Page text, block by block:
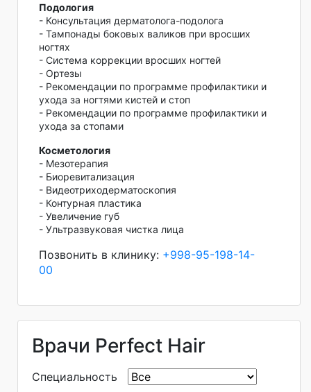
Подология
- Консультация дерматолога-подолога
- Тампонады боковых валиков при вросших
ногтях
- Система коррекции вросших ногтей
- Ортезы
- Рекомендации по программе профилактики и
ухода за ногтями кистей и стоп
- Рекомендации по программе профилактики и
ухода за стопами
Косметология
- Мезотерапия
- Биоревитализация
- Видеотриходерматоскопия
- Контурная пластика
- Увеличение губ
- Ультразвуковая чистка лица
Позвонить в клинику: +998-95-198-14-
00
Врачи Perfect Hair
Специальность